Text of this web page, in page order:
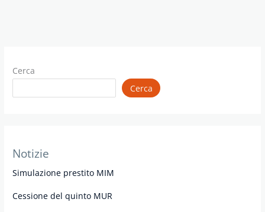
Cerca
Cerca
Notizie
Simulazione prestito MIM
Cessione del quinto MUR